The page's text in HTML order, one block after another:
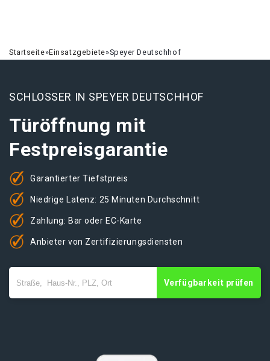
Startseite»Einsatzgebiete»Speyer Deutschhof
SCHLOSSER IN SPEYER DEUTSCHHOF
Türöffnung mit
Festpreisgarantie
Garantierter Tiefstpreis
Niedrige Latenz: 25 Minuten Durchschnitt
Zahlung: Bar oder EC-Karte
Anbieter von Zertifizierungsdiensten
Verfügbarkeit prüfen